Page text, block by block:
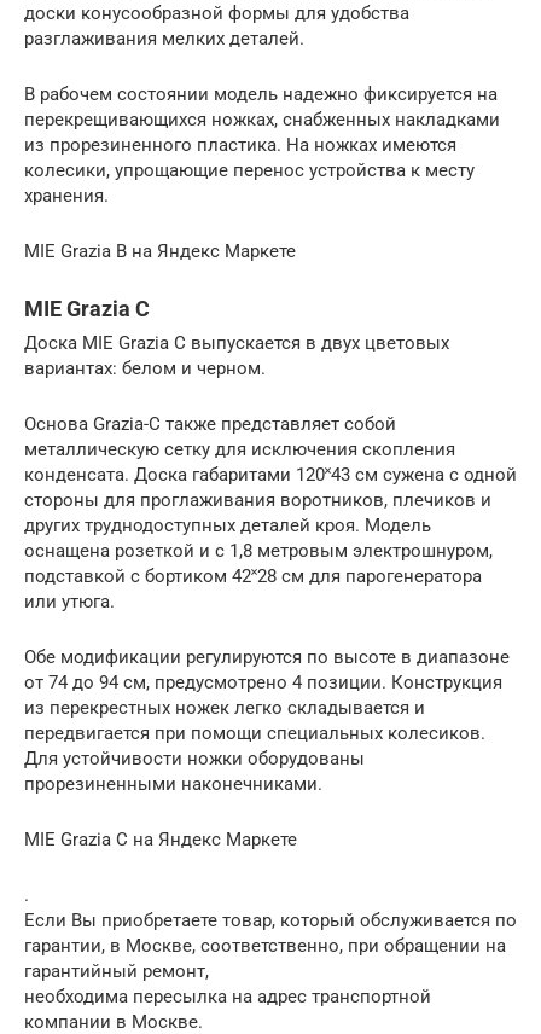
доски конусообразной формы для удобства
разглаживания мелких деталей.
В рабочем состоянии модель надежно фиксируется на
перекрещивающихся ножках, снабженных накладками
из прорезиненного пластика. На ножках имеются
колесики, упрощающие перенос устройства к месту
хранения.
MIE Grazia B на Яндекс Маркете
MIE Grazia C
Доска MIE Grazia C выпускается в двух цветовых
вариантах: белом и черном.
Основа Grazia-C также представляет собой
металлическую сетку для исключения скопления
конденсата. Доска габаритами 120˟43 см сужена с одной
стороны для проглаживания воротников, плечиков и
других труднодоступных деталей кроя. Модель
оснащена розеткой и с 1,8 метровым электрошнуром,
подставкой с бортиком 42˟28 см для парогенератора
или утюга.
Обе модификации регулируются по высоте в диапазоне
от 74 до 94 см, предусмотрено 4 позиции. Конструкция
из перекрестных ножек легко складывается и
передвигается при помощи специальных колесиков.
Для устойчивости ножки оборудованы
прорезиненными наконечниками.
MIE Grazia C на Яндекс Маркете
.
Если Вы приобретаете товар, который обслуживается по
гарантии, в Москве, соответственно, при обращении на
гарантийный ремонт,
необходима пересылка на адрес транспортной
компании в Москве.